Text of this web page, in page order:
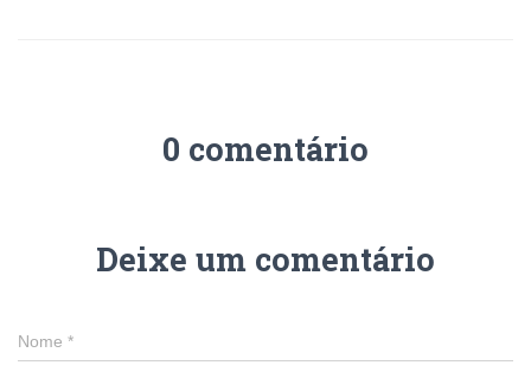
0 comentário
Deixe um comentário
Nome *